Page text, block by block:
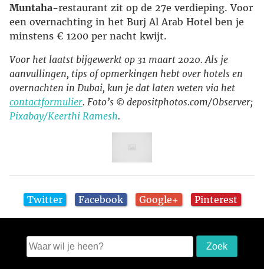
Muntaha-restaurant zit op de 27e verdieping. Voor
een overnachting in het Burj Al Arab Hotel ben je
minstens € 1200 per nacht kwijt.
Voor het laatst bijgewerkt op 31 maart 2020. Als je
aanvullingen, tips of opmerkingen hebt over hotels en
overnachten in Dubai, kun je dat laten weten via het
contactformulier. Foto’s © depositphotos.com/Observer;
Pixabay/Keerthi Ramesh.
Twitter Facebook Google+ Pinterest